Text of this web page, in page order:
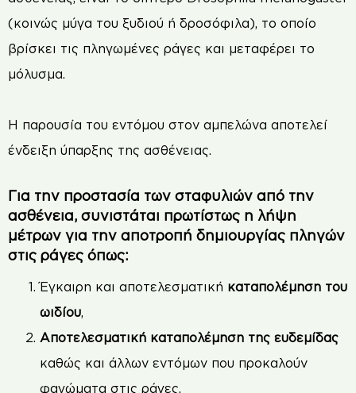
(κοινώς μύγα του ξυδιού ή δροσόφιλα), το οποίο
βρίσκει τις πληγωμένες ράγες και μεταφέρει το
μόλυσμα.
Η παρουσία του εντόμου στον αμπελώνα αποτελεί
ένδειξη ύπαρξης της ασθένειας.
Για την προστασία των σταφυλιών από την
ασθένεια, συνιστάται πρωτίστως η λήψη
μέτρων για την αποτροπή δημιουργίας πληγών
στις ράγες όπως:
Έγκαιρη και αποτελεσματική καταπολέμηση του
ωιδίου,
Αποτελεσματική καταπολέμηση της ευδεμίδας
καθώς και άλλων εντόμων που προκαλούν
φαγώματα στις ράγες,